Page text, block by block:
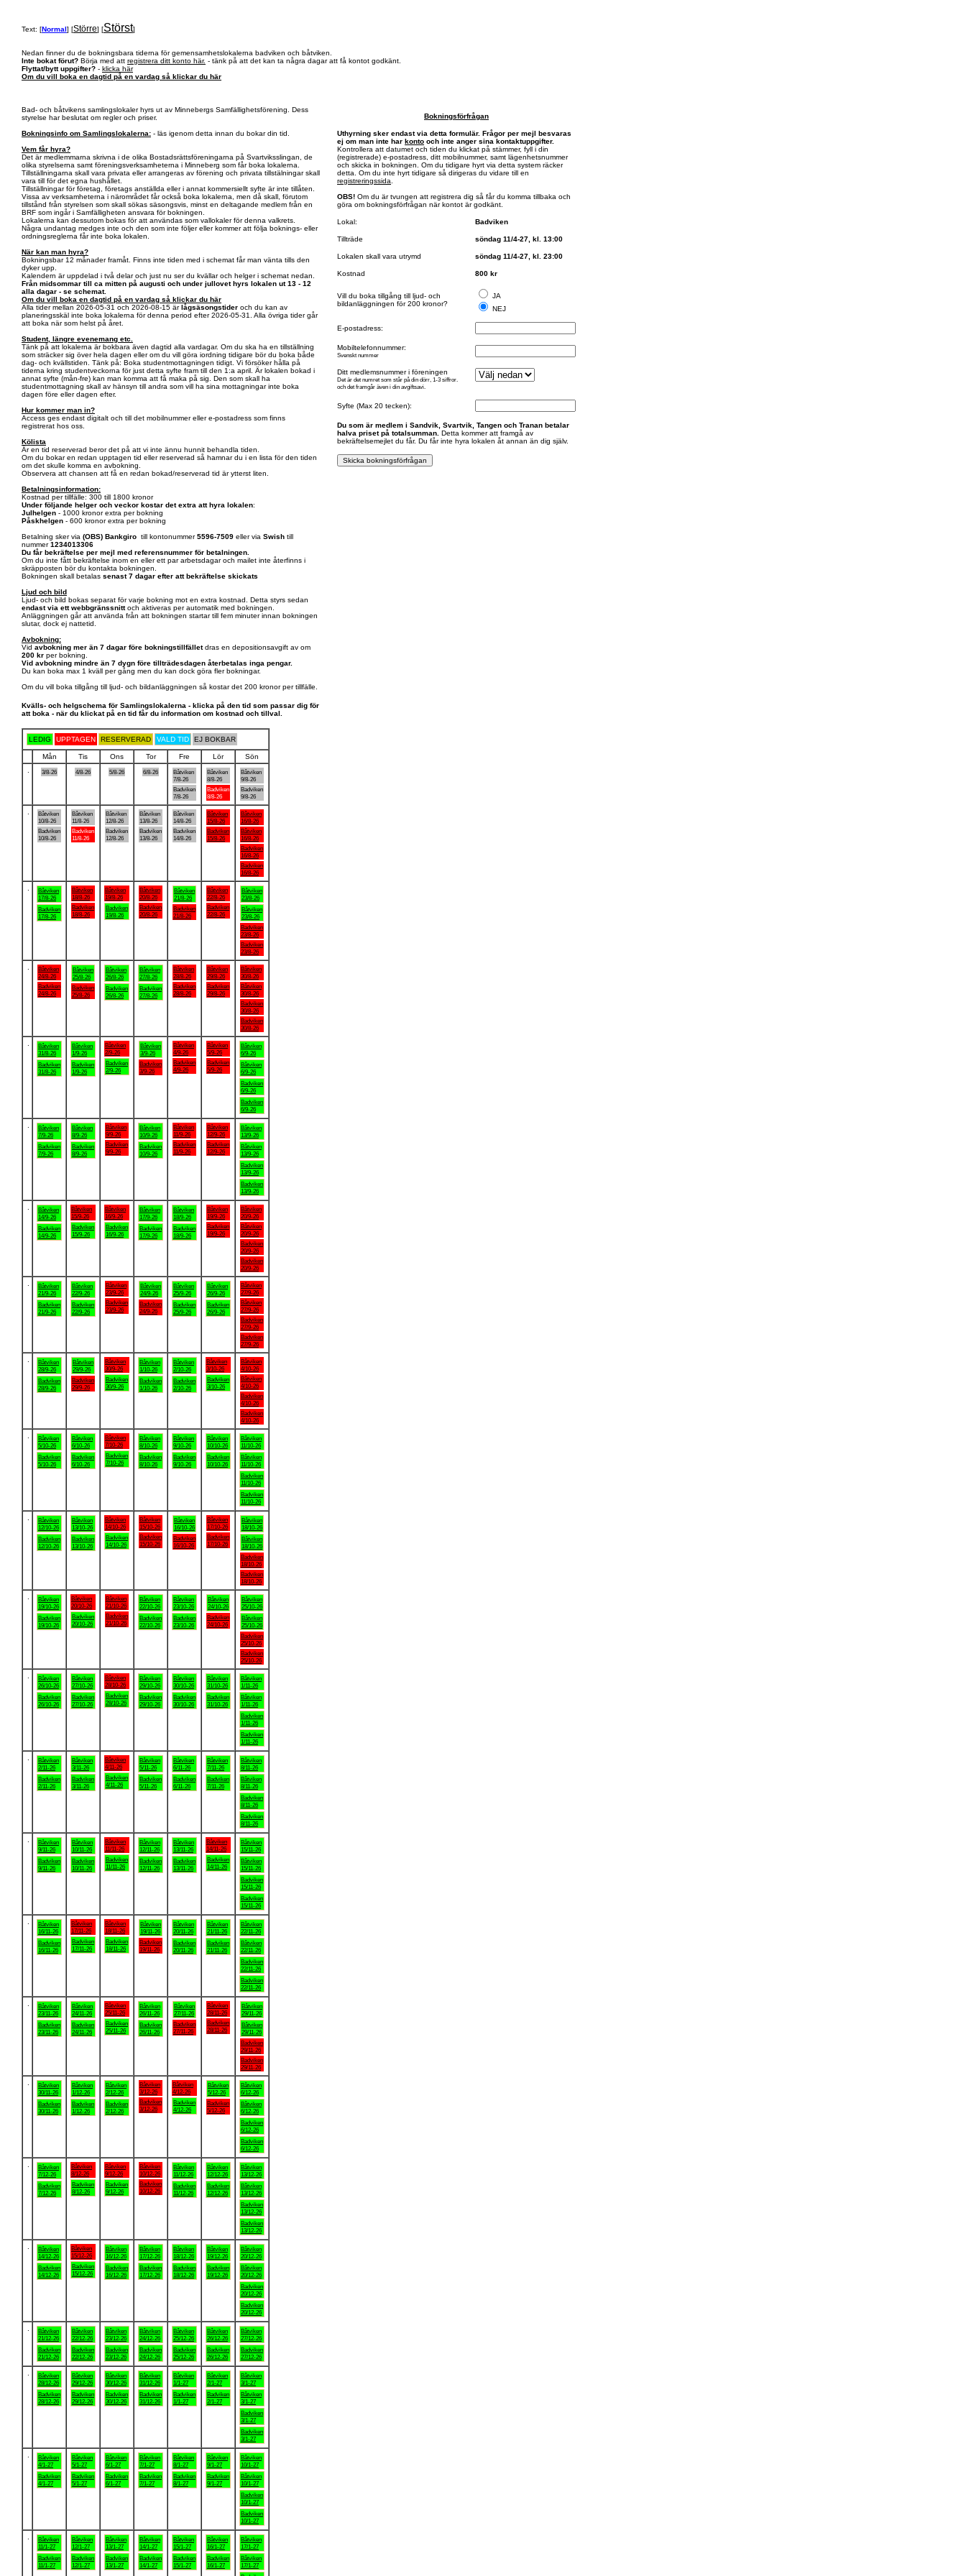
Text: [Normal] [Större] [Störst]
Nedan finner du de bokningsbara tiderna för gemensamhetslokalerna badviken och båtviken.
Inte bokat förut? Börja med att registrera ditt konto här. - tänk på att det kan ta några dagar att få kontot godkänt.
Flyttat/bytt uppgifter? - klicka här
Om du vill boka en dagtid på en vardag så klickar du här
Bad- och båtvikens samlingslokaler hyrs ut av Minnebergs Samfällighetsförening. Dess
styrelse har beslutat om regler och priser.
Bokningsinfo om Samlingslokalerna: - läs igenom detta innan du bokar din tid.
Vem får hyra?
Det är medlemmarna skrivna i de olika Bostadsrättsföreningarna på Svartviksslingan, de
olika styrelserna samt föreningsverksamheterna i Minneberg som får boka lokalerna.
Tillställningarna skall vara privata eller arrangeras av förening och privata tillstälningar skall
vara till för det egna hushållet.
Tillställningar för företag, företags anställda eller i annat kommersiellt syfte är inte tillåten.
Vissa av verksamheterna i närområdet får också boka lokalerna, men då skall, förutom
tillstånd från styrelsen som skall sökas säsongsvis, minst en deltagande medlem från en
BRF som ingår i Samfälligheten ansvara för bokningen.
Lokalerna kan dessutom bokas för att användas som vallokaler för denna valkrets.
Några undantag medges inte och den som inte följer eller kommer att följa boknings- eller
ordningsreglerna får inte boka lokalen.
När kan man hyra?
Bokningsbar 12 månader framåt. Finns inte tiden med i schemat får man vänta tills den
dyker upp.
Kalendern är uppdelad i två delar och just nu ser du kvällar och helger i schemat nedan.
Från midsommar till ca mitten på augusti och under jullovet hyrs lokalen ut 13 - 12
alla dagar - se schemat.
Om du vill boka en dagtid på en vardag så klickar du här
Alla tider mellan 2026-05-31 och 2026-08-15 ärlågsäsongstider och du kan av
planeringsskäl inte boka lokalerna för denna period efter 2026-05-31. Alla övriga tider går
att boka när som helst på året.
Student, längre evenemang etc.
Tänk på att lokalerna är bokbara även dagtid alla vardagar. Om du ska ha en tillställning
som sträcker sig över hela dagen eller om du vill göra iordning tidigare bör du boka både
dag- och kvällstiden. Tänk på: Boka studentmottagningen tidigt. Vi försöker hålla på
tiderna kring studentveckorna för just detta syfte fram till den 1:a april. Är lokalen bokad i
annat syfte (mån-fre) kan man komma att få maka på sig. Den som skall ha
studentmottagning skall av hänsyn till andra som vill ha sina mottagningar inte boka
dagen före eller dagen efter.
Hur kommer man in?
Access ges endast digitalt och till det mobilnummer eller e-postadress som finns
registrerat hos oss.
Kölista
Är en tid reserverad beror det på att vi inte ännu hunnit behandla tiden.
Om du bokar en redan upptagen tid eller reserverad så hamnar du i en lista för den tiden
om det skulle komma en avbokning.
Observera att chansen att få en redan bokad/reserverad tid är ytterst liten.
Betalningsinformation:
Kostnad per tillfälle: 300 till 1800 kronor
Under följande helger och veckor kostar det extra att hyra lokalen:
Julhelgen - 1000 kronor extra per bokning
Påskhelgen - 600 kronor extra per bokning
Betalning sker via (OBS) Bankgiro till kontonummer5596-7509 eller via Swish till
nummer1234013306
Du får bekräftelse per mejl med referensnummer för betalningen.
Om du inte fått bekräftelse inom en eller ett par arbetsdagar och mailet inte återfinns i
skräpposten bör du kontakta bokningen.
Bokningen skall betalas senast 7 dagar efter att bekräftelse skickats
Ljud och bild
Ljud- och bild bokas separat för varje bokning mot en extra kostnad. Detta styrs sedan
endast via ett webbgränssnittoch aktiveras per automatik med bokningen.
Anläggningen går att använda från att bokningen startar till fem minuter innan bokningen
slutar, dock ej nattetid.
Avbokning:
Vid avbokning mer än 7 dagar före bokningstillfälletdras en depositionsavgift av om
200 kr per bokning.
Vid avbokning mindre än 7 dygn före tillträdesdagen återbetalas inga pengar.
Du kan boka max 1 kväll per gång men du kan dock göra fler bokningar.
Om du vill boka tillgång till ljud- och bildanläggningen så kostar det 200 kronor per tillfälle.
Bokningsförfrågan
Uthyrning sker endast via detta formulär. Frågor per mejl besvaras
ej om man inte har konto och inte anger sina kontaktuppgifter.
Kontrollera att datumet och tiden du klickat på stämmer, fyll i din
(registrerade) e-postadress, ditt mobilnummer, samt lägenhetsnummer
och skicka in bokningen. Om du tidigare hyrt via detta system räcker
detta. Om du inte hyrt tidigare så dirigeras du vidare till en
registreringssida
OBS! Om du är tvungen att registrera dig så får du komma tillbaka och
göra om bokningsförfrågan när kontot är godkänt.
Lokal: Badviken
Tillträde söndag 11/4-27, kl. 13:00
Lokalen skall vara utrymd söndag 11/4-27, kl. 23:00
Kostnad 800 kr
Vill du boka tillgång till ljud- och
bildanläggningen för 200 kronor?
JA
NEJ
E-postadress:
Mobiltelefonnummer:
Svenskt nummer
Ditt medlemsnummer i föreningen
Det är det numret som står på din dörr, 1-3 siffror.
och det framgår även i din avgiftsavi.
Syfte (Max 20 tecken):
Du som är medlem i Sandvik, Svartvik, Tangen och Tranan betalar
halva priset på totalsumman. Detta kommer att framgå av
bekräftelsemejlet du får. Du får inte hyra lokalen åt annan än dig själv.
Kvälls- och helgschema för Samlingslokalerna - klicka på den tid som passar dig för
att boka - när du klickat på en tid får du information om kostnad och tillval.
LEDIG UPPTAGEN RESERVERAD VALD TID EJ BOKBAR
Mån Tis Ons Tor Fre Lör
Sön
3/8-26 4/8-26 5/8-26 6/8-26
Båtviken
7/8-26
Badviken
7/8-26
Båtviken
8/8-26
Badviken
8/8-26
Båtviken
9/8-26
Badviken
9/8-26
Båtviken
10/8-26
Badviken
10/8-26
Båtviken
11/8-26
Badviken
11/8-26
Båtviken
12/8-26
Badviken
12/8-26
Båtviken
13/8-26
Badviken
13/8-26
Båtviken
14/8-26
Badviken
14/8-26
Båtviken
15/8-26
Badviken
15/8-26
Båtviken
16/8-26
Båtviken
16/8-26
Badviken
16/8-26
Badviken
16/8-26
Båtviken
17/8-26
Badviken
17/8-26
Båtviken
18/8-26
Badviken
18/8-26
Båtviken
19/8-26
Badviken
19/8-26
Båtviken
20/8-26
Badviken
20/8-26
Båtviken
21/8-26
Badviken
21/8-26
Båtviken
22/8-26
Badviken
22/8-26
Båtviken
23/8-26
Båtviken
23/8-26
Badviken
23/8-26
Badviken
23/8-26
Båtviken
24/8-26
Badviken
24/8-26
Båtviken
25/8-26
Badviken
25/8-26
Båtviken
26/8-26
Badviken
26/8-26
Båtviken
27/8-26
Badviken
27/8-26
Båtviken
28/8-26
Badviken
28/8-26
Båtviken
29/8-26
Badviken
29/8-26
Båtviken
30/8-26
Båtviken
30/8-26
Badviken
30/8-26
Badviken
30/8-26
Båtviken
31/8-26
Badviken
31/8-26
Båtviken
1/9-26
Badviken
1/9-26
Båtviken
2/9-26
Badviken
2/9-26
Båtviken
3/9-26
Badviken
3/9-26
Båtviken
4/9-26
Badviken
4/9-26
Båtviken
5/9-26
Badviken
5/9-26
Båtviken
6/9-26
Båtviken
6/9-26
Badviken
6/9-26
Badviken
6/9-26
Båtviken
7/9-26
Badviken
7/9-26
Båtviken
8/9-26
Badviken
8/9-26
Båtviken
9/9-26
Badviken
9/9-26
Båtviken
10/9-26
Badviken
10/9-26
Båtviken
11/9-26
Badviken
11/9-26
Båtviken
12/9-26
Badviken
12/9-26
Båtviken
13/9-26
Båtviken
13/9-26
Badviken
13/9-26
Badviken
13/9-26
Båtviken
14/9-26
Badviken
14/9-26
Båtviken
15/9-26
Badviken
15/9-26
Båtviken
16/9-26
Badviken
16/9-26
Båtviken
17/9-26
Badviken
17/9-26
Båtviken
18/9-26
Badviken
18/9-26
Båtviken
19/9-26
Badviken
19/9-26
Båtviken
20/9-26
Båtviken
20/9-26
Badviken
20/9-26
Badviken
20/9-26
Båtviken
21/9-26
Badviken
21/9-26
Båtviken
22/9-26
Badviken
22/9-26
Båtviken
23/9-26
Badviken
23/9-26
Båtviken
24/9-26
Badviken
24/9-26
Båtviken
25/9-26
Badviken
25/9-26
Båtviken
26/9-26
Badviken
26/9-26
Båtviken
27/9-26
Båtviken
27/9-26
Badviken
27/9-26
Badviken
27/9-26
Båtviken
28/9-26
Badviken
28/9-26
Båtviken
29/9-26
Badviken
29/9-26
Båtviken
30/9-26
Badviken
30/9-26
Båtviken
1/10-26
Badviken
1/10-26
Båtviken
2/10-26
Badviken
2/10-26
Båtviken
3/10-26
Badviken
3/10-26
Båtviken
4/10-26
Båtviken
4/10-26
Badviken
4/10-26
Badviken
4/10-26
Båtviken
5/10-26
Badviken
5/10-26
Båtviken
6/10-26
Badviken
6/10-26
Båtviken
7/10-26
Badviken
7/10-26
Båtviken
8/10-26
Badviken
8/10-26
Båtviken
9/10-26
Badviken
9/10-26
Båtviken
10/10-26
Badviken
10/10-26
Båtviken
11/10-26
Båtviken
11/10-26
Badviken
11/10-26
Badviken
11/10-26
Båtviken
12/10-26
Badviken
12/10-26
Båtviken
13/10-26
Badviken
13/10-26
Båtviken
14/10-26
Badviken
14/10-26
Båtviken
15/10-26
Badviken
15/10-26
Båtviken
16/10-26
Badviken
16/10-26
Båtviken
17/10-26
Badviken
17/10-26
Båtviken
18/10-26
Båtviken
18/10-26
Badviken
18/10-26
Badviken
18/10-26
Båtviken
19/10-26
Badviken
19/10-26
Båtviken
20/10-26
Badviken
20/10-26
Båtviken
21/10-26
Badviken
21/10-26
Båtviken
22/10-26
Badviken
22/10-26
Båtviken
23/10-26
Badviken
23/10-26
Båtviken
24/10-26
Badviken
24/10-26
Båtviken
25/10-26
Båtviken
25/10-26
Badviken
25/10-26
Badviken
25/10-26
Båtviken
26/10-26
Badviken
26/10-26
Båtviken
27/10-26
Badviken
27/10-26
Båtviken
28/10-26
Badviken
28/10-26
Båtviken
29/10-26
Badviken
29/10-26
Båtviken
30/10-26
Badviken
30/10-26
Båtviken
31/10-26
Badviken
31/10-26
Båtviken
1/11-26
Båtviken
1/11-26
Badviken
1/11-26
Badviken
1/11-26
Båtviken
2/11-26
Badviken
2/11-26
Båtviken
3/11-26
Badviken
3/11-26
Båtviken
4/11-26
Badviken
4/11-26
Båtviken
5/11-26
Badviken
5/11-26
Båtviken
6/11-26
Badviken
6/11-26
Båtviken
7/11-26
Badviken
7/11-26
Båtviken
8/11-26
Båtviken
8/11-26
Badviken
8/11-26
Badviken
8/11-26
Båtviken
9/11-26
Badviken
9/11-26
Båtviken
10/11-26
Badviken
10/11-26
Båtviken
11/11-26
Badviken
11/11-26
Båtviken
12/11-26
Badviken
12/11-26
Båtviken
13/11-26
Badviken
13/11-26
Båtviken
14/11-26
Badviken
14/11-26
Båtviken
15/11-26
Båtviken
15/11-26
Badviken
15/11-26
Badviken
15/11-26
Båtviken
16/11-26
Badviken
16/11-26
Båtviken
17/11-26
Badviken
17/11-26
Båtviken
18/11-26
Badviken
18/11-26
Båtviken
19/11-26
Badviken
19/11-26
Båtviken
20/11-26
Badviken
20/11-26
Båtviken
21/11-26
Badviken
21/11-26
Båtviken
22/11-26
Båtviken
22/11-26
Badviken
22/11-26
Badviken
22/11-26
Båtviken
23/11-26
Badviken
23/11-26
Båtviken
24/11-26
Badviken
24/11-26
Båtviken
25/11-26
Badviken
25/11-26
Båtviken
26/11-26
Badviken
26/11-26
Båtviken
27/11-26
Badviken
27/11-26
Båtviken
28/11-26
Badviken
28/11-26
Båtviken
29/11-26
Båtviken
29/11-26
Badviken
29/11-26
Badviken
29/11-26
Båtviken
30/11-26
Badviken
30/11-26
Båtviken
1/12-26
Badviken
1/12-26
Båtviken
2/12-26
Badviken
2/12-26
Båtviken
3/12-26
Badviken
3/12-26
Båtviken
4/12-26
Badviken
4/12-26
Båtviken
5/12-26
Badviken
5/12-26
Båtviken
6/12-26
Båtviken
6/12-26
Badviken
6/12-26
Badviken
6/12-26
Båtviken
7/12-26
Badviken
7/12-26
Båtviken
8/12-26
Badviken
8/12-26
Båtviken
9/12-26
Badviken
9/12-26
Båtviken
10/12-26
Badviken
10/12-26
Båtviken
11/12-26
Badviken
11/12-26
Båtviken
12/12-26
Badviken
12/12-26
Båtviken
13/12-26
Båtviken
13/12-26
Badviken
13/12-26
Badviken
13/12-26
Båtviken
14/12-26
Badviken
14/12-26
Båtviken
15/12-26
Badviken
15/12-26
Båtviken
16/12-26
Badviken
16/12-26
Båtviken
17/12-26
Badviken
17/12-26
Båtviken
18/12-26
Badviken
18/12-26
Båtviken
19/12-26
Badviken
19/12-26
Båtviken
20/12-26
Båtviken
20/12-26
Badviken
20/12-26
Badviken
20/12-26
Båtviken
21/12-26
Badviken
21/12-26
Båtviken
22/12-26
Badviken
22/12-26
Båtviken
23/12-26
Badviken
23/12-26
Båtviken
24/12-26
Badviken
24/12-26
Båtviken
25/12-26
Badviken
25/12-26
Båtviken
26/12-26
Badviken
26/12-26
Båtviken
27/12-26
Badviken
27/12-26
Båtviken
28/12-26
Badviken
28/12-26
Båtviken
29/12-26
Badviken
29/12-26
Båtviken
30/12-26
Badviken
30/12-26
Båtviken
31/12-26
Badviken
31/12-26
Båtviken
1/1-27
Badviken
1/1-27
Båtviken
2/1-27
Badviken
2/1-27
Båtviken
3/1-27
Båtviken
3/1-27
Badviken
3/1-27
Badviken
3/1-27
Båtviken
4/1-27
Badviken
4/1-27
Båtviken
5/1-27
Badviken
5/1-27
Båtviken
6/1-27
Badviken
6/1-27
Båtviken
7/1-27
Badviken
7/1-27
Båtviken
8/1-27
Badviken
8/1-27
Båtviken
9/1-27
Badviken
9/1-27
Båtviken
10/1-27
Båtviken
10/1-27
Badviken
10/1-27
Badviken
10/1-27
Båtviken
11/1-27
Badviken
11/1-27
Båtviken
12/1-27
Badviken
12/1-27
Båtviken
13/1-27
Badviken
13/1-27
Båtviken
14/1-27
Badviken
14/1-27
Båtviken
15/1-27
Badviken
15/1-27
Båtviken
16/1-27
Badviken
16/1-27
Båtviken
17/1-27
Båtviken
17/1-27